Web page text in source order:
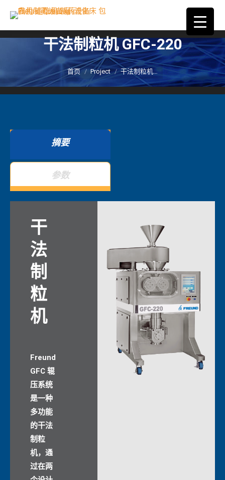
干法制粒机 GFC-220
您在这里：
首页 Project 干法制粒机…
摘要
参数
干
法
制
粒
机
Freund
GFC 辊
压系统
是一种
多功能
的干法
制粒
机，通
过在两